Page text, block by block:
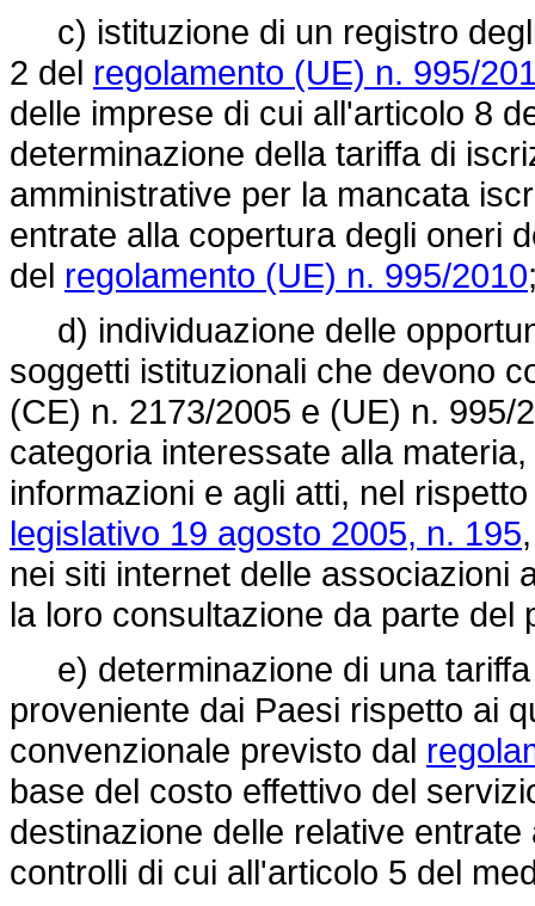
c) istituzione di un registro
2 del regolamento (UE) n. 995/
delle imprese di cui all'articolo 8
determinazione della tariffa di
amministrative per la mancata
entrate alla copertura degli oneri
del regolamento (UE) n. 995/2010
d) individuazione delle
soggetti istituzionali che devono
(CE) n. 2173/2005 e (UE) n. 995/
categoria interessate alla
informazioni e agli atti, nel
legislativo 19 agosto 2005, n. 195
nei siti internet delle associazioni
la loro consultazione da parte del
e) determinazione di una
proveniente dai Paesi rispetto ai
convenzionale previsto dal
base del costo effettivo del
destinazione delle relative
controlli di cui all'articolo 5 del